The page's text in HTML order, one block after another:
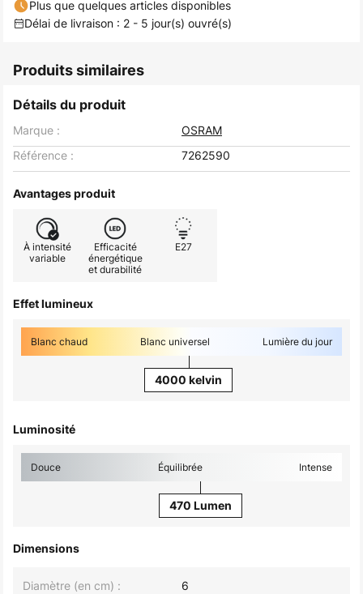
Plus que quelques articles disponibles
Délai de livraison : 2 - 5 jour(s) ouvré(s)
Produits similaires
Détails du produit
Marque :
OSRAM
Référence :
7262590
Avantages produit
À intensité
variable
Efficacité
énergétique
et durabilité
E27
Effet lumineux
Blanc chaud Blanc universel Lumière du jour
4000 kelvin
Luminosité
Douce Équilibrée Intense
470 Lumen
Dimensions
Diamètre (en cm) : 6